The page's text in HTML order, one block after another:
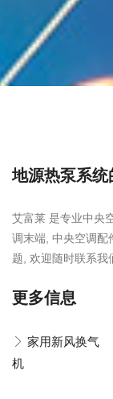
地源热泵系统
艾富莱 是专业中央
调末端, 中央空调配
题, 欢迎随时联系我
更多信息
家用新风换气
机